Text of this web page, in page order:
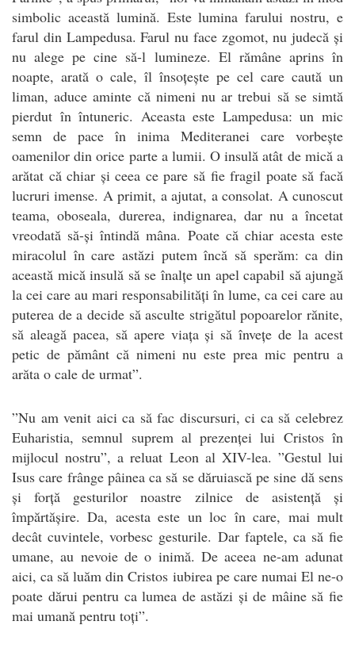
simbolic această lumină. Este lumina farului nostru, e
farul din Lampedusa. Farul nu face zgomot, nu judecă și
nu alege pe cine să-l lumineze. El rămâne aprins în
noapte, arată o cale, îl însoțește pe cel care caută un
liman, aduce aminte că nimeni nu ar trebui să se simtă
pierdut în întuneric. Aceasta este Lampedusa: un mic
semn de pace în inima Mediteranei care vorbește
oamenilor din orice parte a lumii. O insulă atât de mică a
arătat că chiar și ceea ce pare să fie fragil poate să facă
lucruri imense. A primit, a ajutat, a consolat. A cunoscut
teama, oboseala, durerea, indignarea, dar nu a încetat
vreodată să-și întindă mâna. Poate că chiar acesta este
miracolul în care astăzi putem încă să sperăm: ca din
această mică insulă să se înalțe un apel capabil să ajungă
la cei care au mari responsabilități în lume, ca cei care au
puterea de a decide să asculte strigătul popoarelor rănite,
să aleagă pacea, să apere viața și să învețe de la acest
petic de pământ că nimeni nu este prea mic pentru a
arăta o cale de urmat”.
”Nu am venit aici ca să fac discursuri, ci ca să celebrez
Euharistia, semnul suprem al prezenței lui Cristos în
mijlocul nostru”, a reluat Leon al XIV-lea. ”Gestul lui
Isus care frânge pâinea ca să se dăruiască pe sine dă sens
și forță gesturilor noastre zilnice de asistență și
împărtășire. Da, acesta este un loc în care, mai mult
decât cuvintele, vorbesc gesturile. Dar faptele, ca să fie
umane, au nevoie de o inimă. De aceea ne-am adunat
aici, ca să luăm din Cristos iubirea pe care numai El ne-o
poate dărui pentru ca lumea de astăzi și de mâine să fie
mai umană pentru toți”.